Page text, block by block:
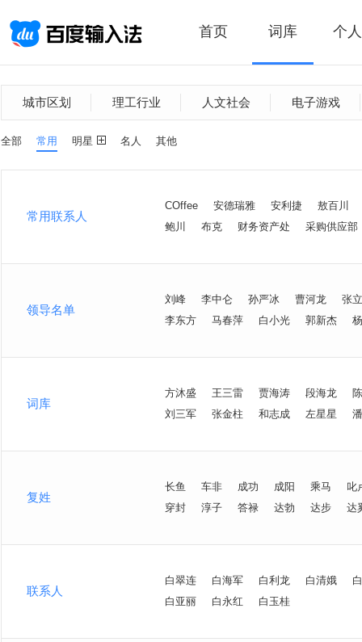
首页 词库 个
城市区划 理工行业 人文社会 电子游戏
全部 常用 明星 名人 其他
常用联系人
COffee 安德瑞雅 安利捷
敖百川
鲍川
布克 财务资产处 采购供应部
领导名单
刘峰 李中仑 孙严冰 曹河龙
张
李东方
马春萍 白小光 郭新杰
词库
方沐盛 王三雷 贾海涛 段海龙
刘三军
张金柱 和志成 左星星
复姓
长鱼 车非 成功 成阳 乘马
叱
穿封
淳子 答禄 达勃 达步 达
联系人
白翠连 白海军 白利龙 白清娥
白亚丽
白永红 白玉桂